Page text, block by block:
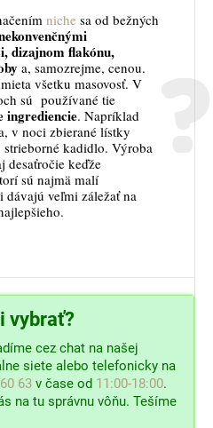
niche sa od bežných
dizajnom flakónu,
a, samozrejme, cenou.
všetku masovosť. V
sú používané tie
ingrediencie. Napríklad
v noci zbierané lístky
kadidlo. Výroba
desaťročie keďže
sú najmä malí
dávajú veľmi záležať na
vybrať?
cez chat na našej
siete alebo telefonicky na
63 v čase od 11:00-18:00.
na tu správnu vôňu. Tešíme